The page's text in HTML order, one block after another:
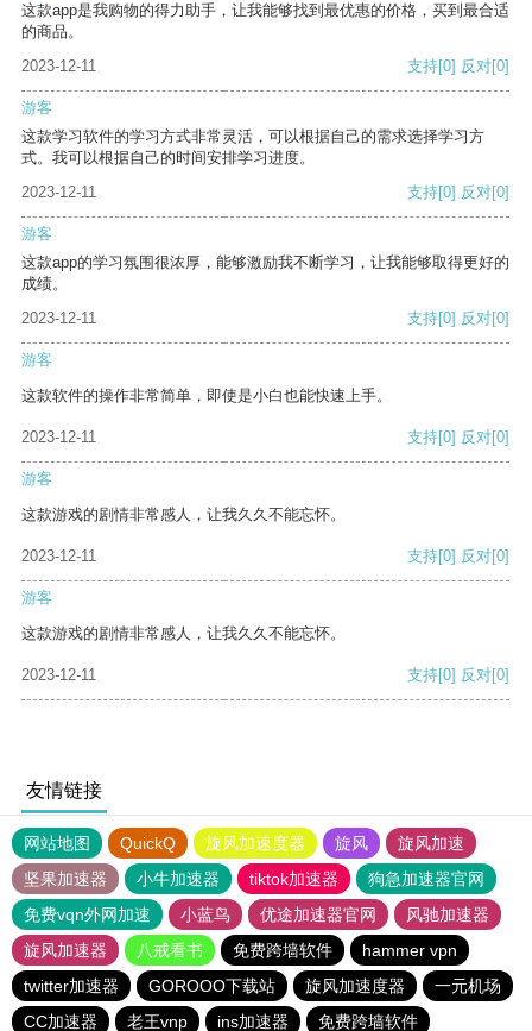
这款app是我购物的得力助手，让我能够找到最优惠的价格，买到最合适
的商品。
2023-12-11
支持[0] 反对[0]
游客
这款学习软件的学习方式非常灵活，可以根据自己的需求选择学习方
式。我可以根据自己的时间安排学习进度。
2023-12-11
支持[0] 反对[0]
游客
这款app的学习氛围很浓厚，能够激励我不断学习，让我能够取得更好的
成绩。
2023-12-11
支持[0] 反对[0]
游客
这款软件的操作非常简单，即使是小白也能快速上手。
2023-12-11 支持[0] 反对[0]
游客
这款游戏的剧情非常感人，让我久久不能忘怀。
2023-12-11 支持[0] 反对[0]
游客
这款游戏的剧情非常感人，让我久久不能忘怀。
2023-12-11 支持[0] 反对[0]
友情链接
网站地图 QuickQ 旋风加速度器 旋风
旋风加速
坚果加速器
小牛加速器 tiktok加速器
狗急加速器官网
免费vqn外网加速
小蓝鸟 优途加速器官网
风驰加速器
旋风加速器
八戒看书 免费跨墙软件
hammer vpn
twitter加速器
GOROOO下载站 旋风加速度器
一元机场
CC加速器
老王vnp ins加速器 免费跨墙软件